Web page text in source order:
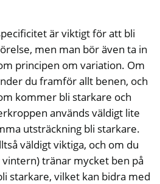
är viktigt för att bli
men man bör även ta in
principen om variation. Om
du framför allt benen, och
kommer bli starkare och
används väldigt lite
utsträckning bli starkare.
väldigt viktiga, och om du
tränar mycket ben på
starkare, vilket kan bidra med